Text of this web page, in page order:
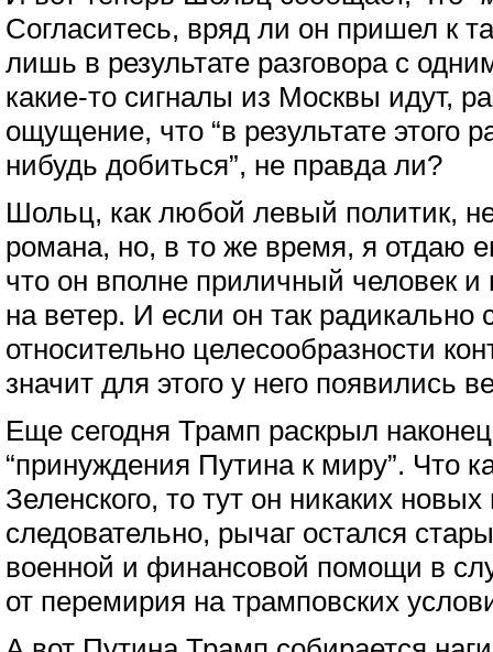
Согласитесь, вряд ли он пришел к
лишь в результате разговора с
какие-то сигналы из Москвы идут,
ощущение, что “в результате этого
нибудь добиться”, не правда ли?
Шольц, как любой левый политик,
романа, но, в то же время, я отдаю
что он вполне приличный человек
на ветер. И если он так
относительно целесообразности
значит для этого у него появились
Еще сегодня Трамп раскрыл
“принуждения Путина к миру”. Что
Зеленского, то тут он никаких
следовательно, рычаг остался
военной и финансовой помощи в
от перемирия на трамповских